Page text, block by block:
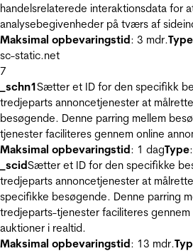
handelsrelaterede interaktionsdata for
analysebegivenheder på tværs af
Maksimal opbevaringstid: 3 mdr.Type
sc-static.net
7
_schn1Sætter et ID for den specifikk
tredjeparts annoncetjenester at
besøgende. Denne parring mellem
tjenester faciliteres gennem online
Maksimal opbevaringstid: 1 dagType
_scidSætter et ID for den specifikke
tredjeparts annoncetjenester at
specifikke besøgende. Denne parring
tredjeparts-tjenester faciliteres
auktioner i realtid.
Maksimal opbevaringstid: 13 mdr.